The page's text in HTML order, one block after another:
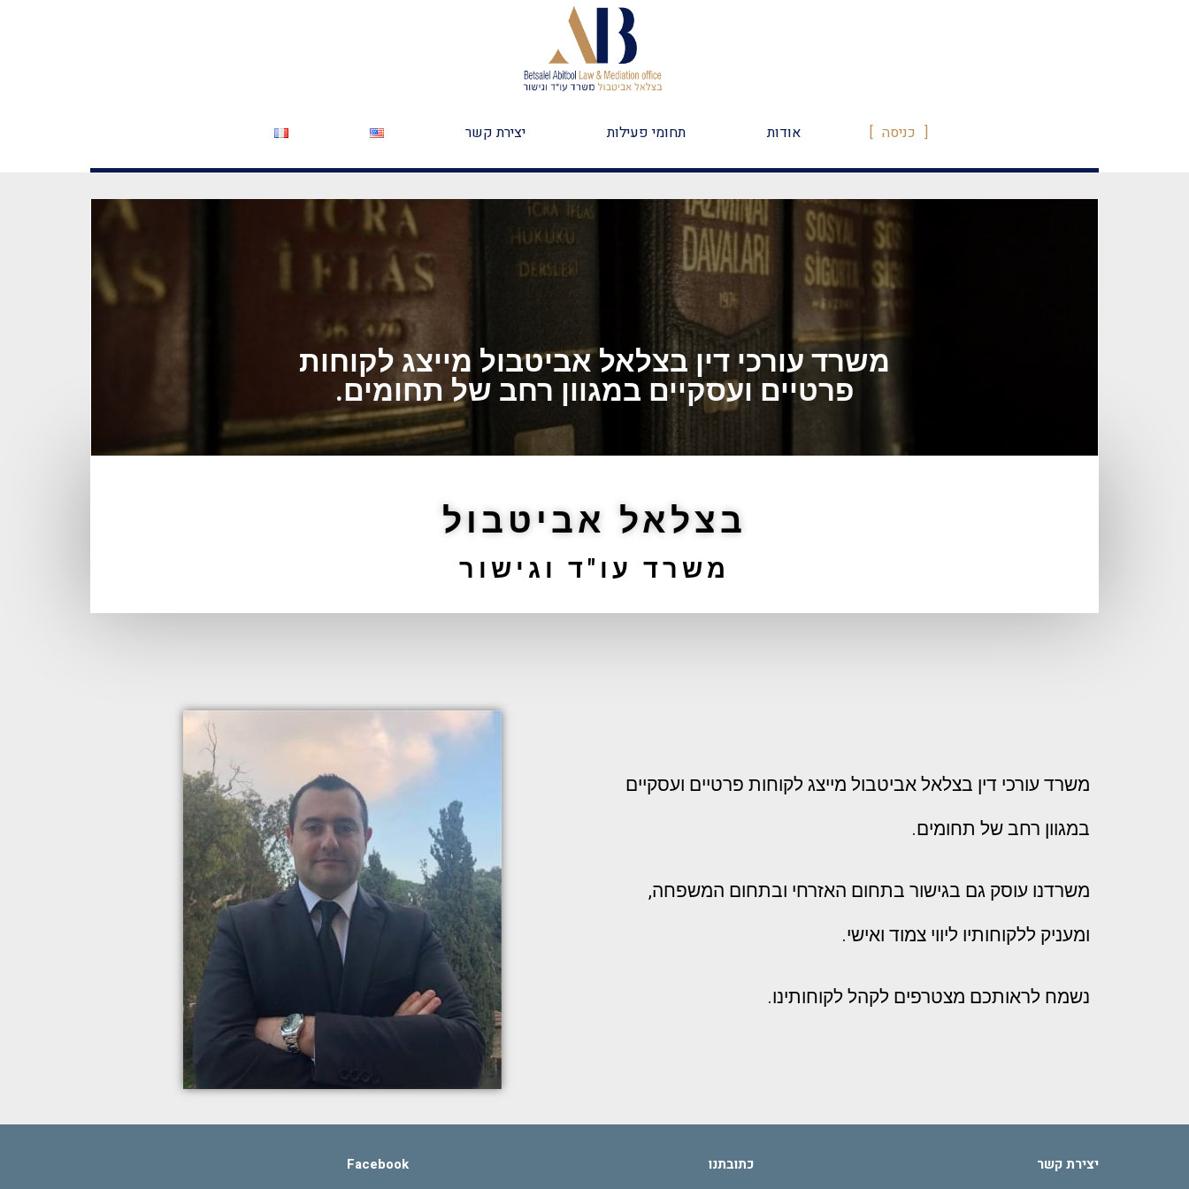
כניסה אודות תחומי פעילות יצירת קשר
משרד עורכי דין בצלאל אביטבול מייצג לקוחות
פרטיים ועסקיים במגוון רחב של תחומים.
בצלאל אביטבול
משרד עו"ד וגישור
משרד עורכי דין בצלאל אביטבול מייצג לקוחות פרטיים ועסקיים
במגוון רחב של תחומים.
משרדנו עוסק גם בגישור בתחום האזרחי ובתחום המשפחה,
ומעניק ללקוחותיו ליווי צמוד ואישי.
נשמח לראותכם מצטרפים לקהל לקוחותינו.
יצירת קשר כתובתנו Facebook